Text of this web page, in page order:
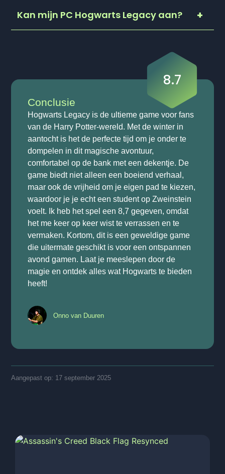
Kan mijn PC Hogwarts Legacy aan?
Conclusie
Hogwarts Legacy is de ultieme game voor fans
van de Harry Potter-wereld. Met de winter in
aantocht is het de perfecte tijd om je onder te
dompelen in dit magische avontuur,
comfortabel op de bank met een dekentje. De
game biedt niet alleen een boeiend verhaal,
maar ook de vrijheid om je eigen pad te kiezen,
waardoor je je echt een student op Zweinstein
voelt. Ik heb het spel een 8,7 gegeven, omdat
het me keer op keer wist te verrassen en te
vermaken. Kortom, dit is een geweldige game
die uitermate geschikt is voor een ontspannen
avond gamen. Laat je meeslepen door de
magie en ontdek alles wat Hogwarts te bieden
heeft!
8.7
Onno van Duuren
Aangepast op: 17 september 2025